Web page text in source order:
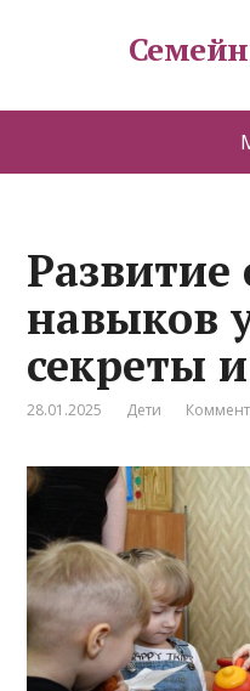
навыков
секреты
28.01.2025 Дети